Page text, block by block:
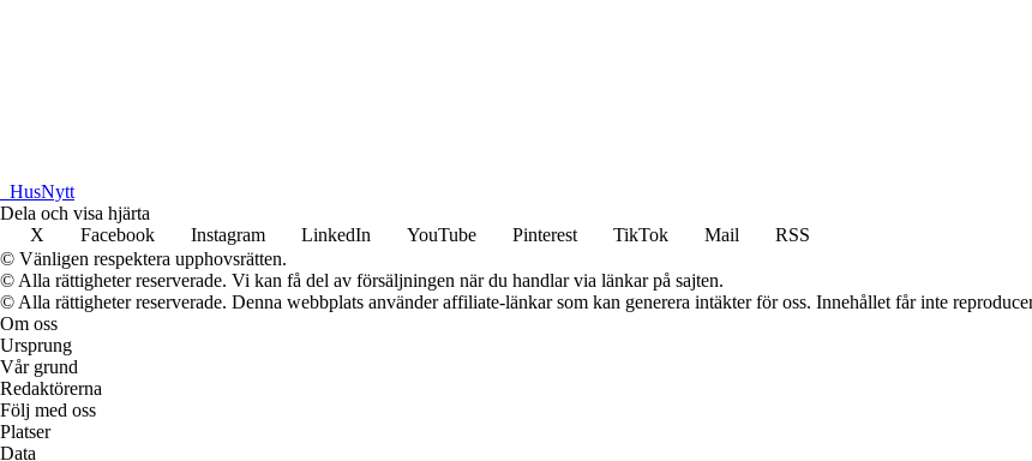
HusNytt
Dela och visa hjärta
X
Facebook Instagram LinkedIn YouTube Pinterest TikTok Mail
RSS
© Vänligen respektera upphovsrätten.
© Alla rättigheter reserverade. Vi kan få del av försäljningen när du handlar via länkar på sajten.
© Alla rättigheter reserverade. Denna webbplats använder affiliate-länkar som kan generera intäkter för oss. Innehållet får inte
Om oss
Ursprung
Vår grund
Redaktörerna
Följ med oss
Platser
Data